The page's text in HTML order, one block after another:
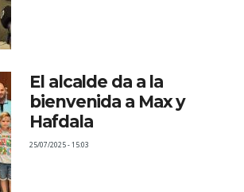
El alcalde da a la
bienvenida a Max y
Hafdala
25/07/2025 - 15:03